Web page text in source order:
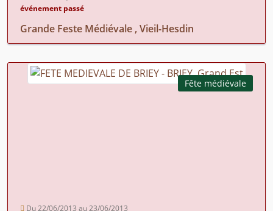
événement passé
Grande Feste Médiévale , Vieil-Hesdin
Fête médiévale
Du 22/06/2013 au 23/06/2013